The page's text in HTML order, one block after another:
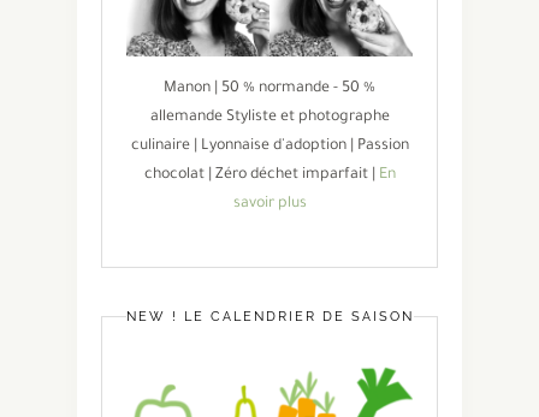
Manon | 50 % normande - 50 %
allemande Styliste et photographe
culinaire | Lyonnaise d'adoption | Passion
chocolat | Zéro déchet imparfait |
En
savoir plus
NEW ! LE CALENDRIER DE SAISON